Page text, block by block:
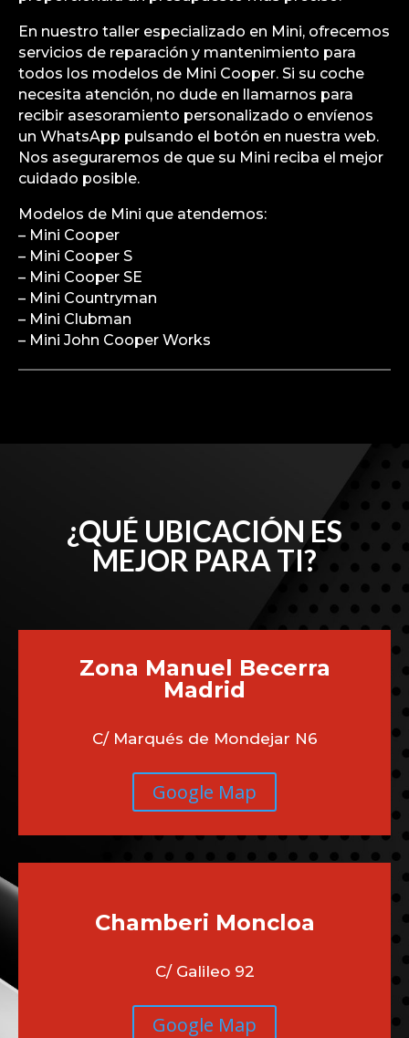
En nuestro taller especializado en Mini, ofrecemos
servicios de reparación y mantenimiento para
todos los modelos de Mini Cooper. Si su coche
necesita atención, no dude en llamarnos para
recibir asesoramiento personalizado o envíenos
un WhatsApp pulsando el botón en nuestra web.
Nos aseguraremos de que su Mini reciba el mejor
cuidado posible.
Modelos de Mini que atendemos:
– Mini Cooper
– Mini Cooper S
– Mini Cooper SE
– Mini Countryman
– Mini Clubman
– Mini John Cooper Works
¿QUÉ UBICACIÓN ES
MEJOR PARA TI?
Zona Manuel Becerra
Madrid
C/ Marqués de Mondejar N6
Google Map
Chamberi Moncloa
C/ Galileo 92
Google Map